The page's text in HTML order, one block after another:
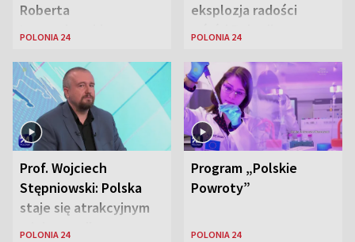
Roberta
Lewandowskiego w
Zjednoczonych
POLONIA 24
eksplozja radości
wśród Polonii
POLONIA 24
Prof. Wojciech
Stępniowski: Polska
staje się atrakcyjnym
miejscem dla
POLONIA 24
Program „Polskie
Powroty”
POLONIA 24